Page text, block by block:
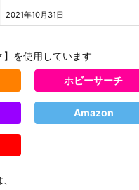
2021年10月31日
】を使用しています
ホビーサーチ
Amazon